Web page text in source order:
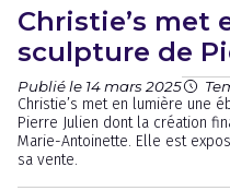
Christie’s met
sculpture de
Publié le 14 mars 2025
Christie’s met en lumière une
Pierre Julien dont la création
Marie-Antoinette. Elle est
sa vente.